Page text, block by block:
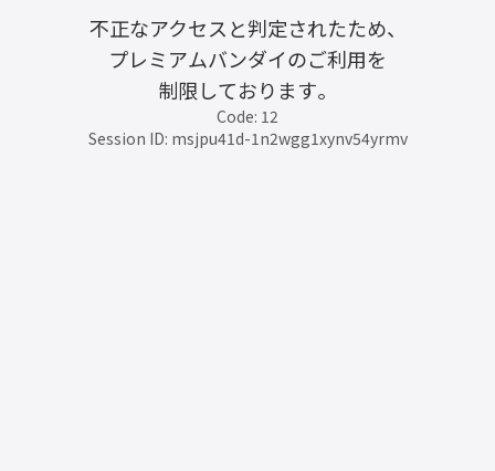
不正なアクセスと判定されたため、
プレミアムバンダイのご利用を
制限しております。
Code: 12
Session ID: msjpu41d-1n2wgg1xynv54yrmv